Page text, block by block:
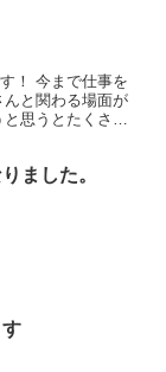
！ 今まで仕事を
と関わる場面が
思うとたくさん
ました。